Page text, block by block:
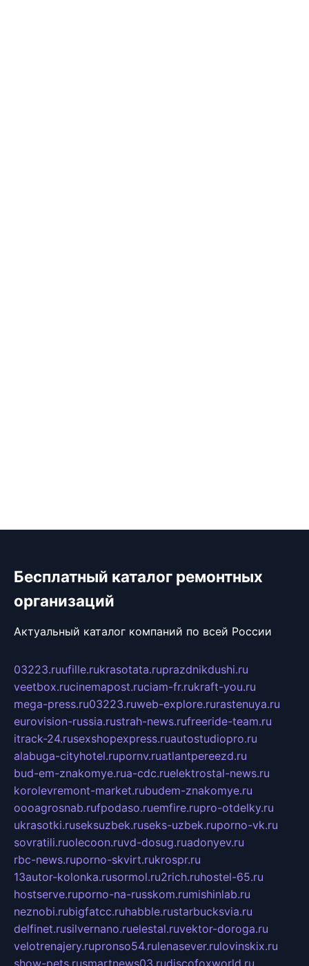
Бесплатный каталог ремонтных
организаций
Актуальный каталог компаний по всей России
03223.ruufille.rukrasotata.ruprazdnikdushi.ru
veetbox.rucinemapost.ruciam-fr.rukraft-you.ru
mega-press.ru03223.ruweb-explore.rurastenuya.ru
eurovision-russia.rustrah-news.rufreeride-team.ru
itrack-24.rusexshopexpress.ruautostudiopro.ru
alabuga-cityhotel.rupornv.ruatlantpereezd.ru
bud-em-znakomye.rua-cdc.ruelektrostal-news.ru
korolevremont-market.rubudem-znakomye.ru
oooagrosnab.rufpodaso.ruemfire.rupro-otdelky.ru
ukrasotki.ruseksuzbek.ruseks-uzbek.ruporno-vk.ru
sovratili.ruolecoon.ruvd-dosug.ruadonyev.ru
rbc-news.ruporno-skvirt.rukrospr.ru
13autor-kolonka.rusormol.ru2rich.ruhostel-65.ru
hostserve.ruporno-na-russkom.rumishinlab.ru
neznobi.rubigfatcc.ruhabble.rustarbucksvia.ru
delfinet.rusilvernano.ruelestal.ruvektor-doroga.ru
velotrenajery.rupronso54.rulenasever.rulovinskix.ru
show-pets.rusmartnews03.rudiscofoxworld.ru